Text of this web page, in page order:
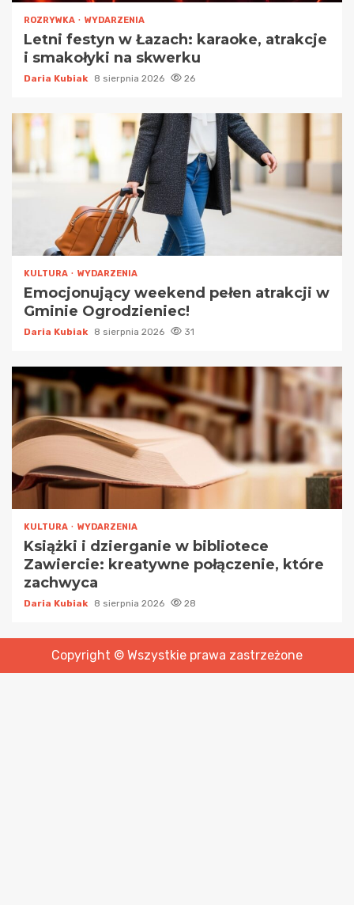
ROZRYWKA WYDARZENIA
Letni festyn w Łazach: karaoke, atrakcje
i smakołyki na skwerku
Daria Kubiak 8 sierpnia 2026 26
KULTURA WYDARZENIA
Emocjonujący weekend pełen atrakcji w
Gminie Ogrodzieniec!
Daria Kubiak 8 sierpnia 2026 31
KULTURA WYDARZENIA
Książki i dzierganie w bibliotece
Zawiercie: kreatywne połączenie, które
zachwyca
Daria Kubiak 8 sierpnia 2026 28
Copyright © Wszystkie prawa zastrzeżone